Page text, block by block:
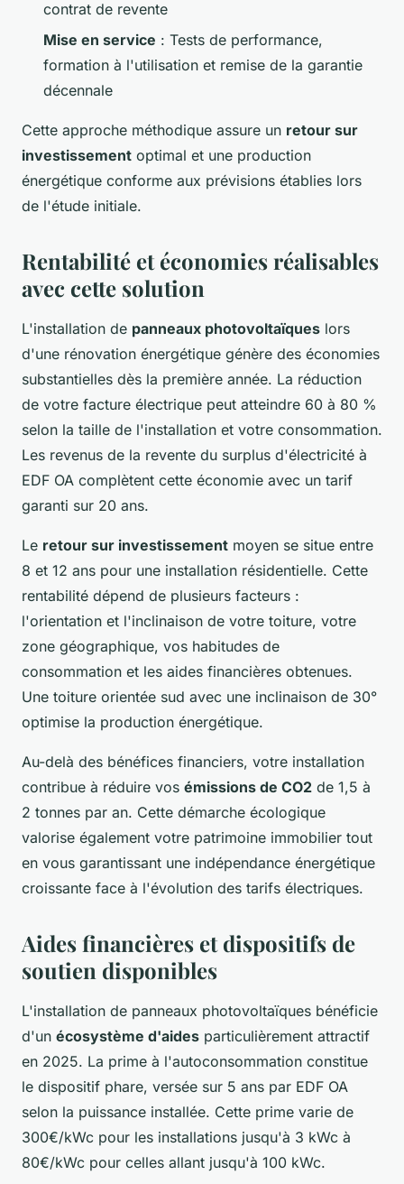
contrat de revente
Mise en service : Tests de performance,
formation à l'utilisation et remise de la garantie
décennale
Cette approche méthodique assure un retour sur
investissement optimal et une production
énergétique conforme aux prévisions établies lors
de l'étude initiale.
Rentabilité et économies réalisables
avec cette solution
L'installation de panneaux photovoltaïques lors
d'une rénovation énergétique génère des économies
substantielles dès la première année. La réduction
de votre facture électrique peut atteindre 60 à 80 %
selon la taille de l'installation et votre consommation.
Les revenus de la revente du surplus d'électricité à
EDF OA complètent cette économie avec un tarif
garanti sur 20 ans.
Le retour sur investissement moyen se situe entre
8 et 12 ans pour une installation résidentielle. Cette
rentabilité dépend de plusieurs facteurs :
l'orientation et l'inclinaison de votre toiture, votre
zone géographique, vos habitudes de
consommation et les aides financières obtenues.
Une toiture orientée sud avec une inclinaison de 30°
optimise la production énergétique.
Au-delà des bénéfices financiers, votre installation
contribue à réduire vos émissions de CO2 de 1,5 à
2 tonnes par an. Cette démarche écologique
valorise également votre patrimoine immobilier tout
en vous garantissant une indépendance énergétique
croissante face à l'évolution des tarifs électriques.
Aides financières et dispositifs de
soutien disponibles
L'installation de panneaux photovoltaïques bénéficie
d'un écosystème d'aides particulièrement attractif
en 2025. La prime à l'autoconsommation constitue
le dispositif phare, versée sur 5 ans par EDF OA
selon la puissance installée. Cette prime varie de
300€/kWc pour les installations jusqu'à 3 kWc à
80€/kWc pour celles allant jusqu'à 100 kWc.